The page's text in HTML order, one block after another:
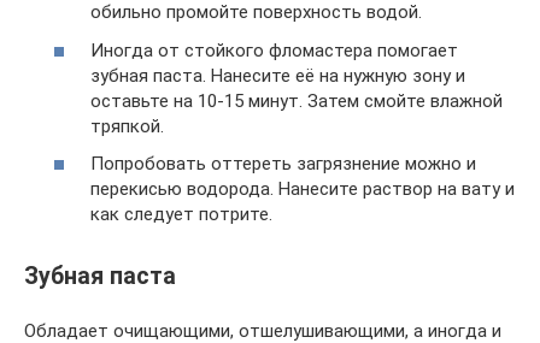
обильно промойте поверхность водой.
Иногда от стойкого фломастера помогает
зубная паста. Нанесите её на нужную зону и
оставьте на 10-15 минут. Затем смойте влажной
тряпкой.
Попробовать оттереть загрязнение можно и
перекисью водорода. Нанесите раствор на вату и
как следует потрите.
Зубная паста
Обладает очищающими, отшелушивающими, а иногда и